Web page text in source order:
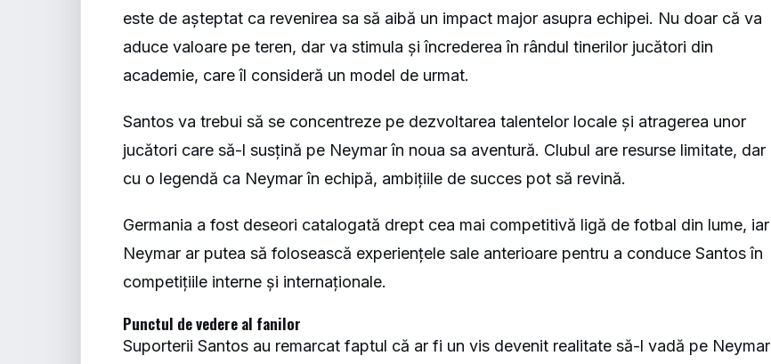
este de așteptat ca revenirea sa să aibă un impact major asupra echipei. Nu doar că va
aduce valoare pe teren, dar va stimula și încrederea în rândul tinerilor jucători din
academie, care îl consideră un model de urmat.
Santos va trebui să se concentreze pe dezvoltarea talentelor locale și atragerea unor
jucători care să-l susțină pe Neymar în noua sa aventură. Clubul are resurse limitate, dar
cu o legendă ca Neymar în echipă, ambițiile de succes pot să revină.
Germania a fost deseori catalogată drept cea mai competitivă ligă de fotbal din lume, iar
Neymar ar putea să folosească experiențele sale anterioare pentru a conduce Santos în
competițiile interne și internaționale.
Punctul de vedere al fanilor
Suporterii Santos au remarcat faptul că ar fi un vis devenit realitate să-l vadă pe Neymar